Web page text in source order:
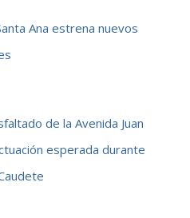
Ana estrena nuevos
de la Avenida Juan
esperada durante